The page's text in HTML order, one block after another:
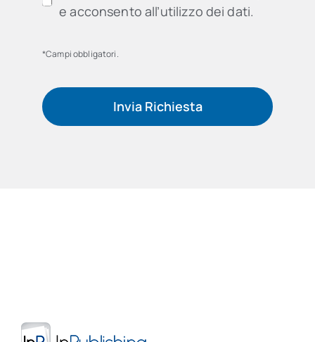
e acconsento all’utilizzo dei dati.
*Campi obbligatori.
Invia Richiesta